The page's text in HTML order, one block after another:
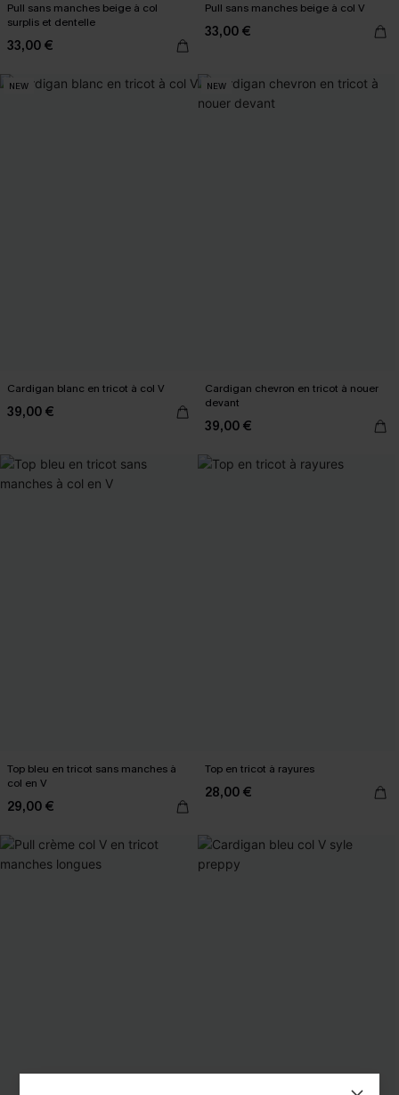
Pull sans manches beige à col
surplis et dentelle
33,00 €
Pull sans manches beige à col V
33,00 €
NEW
Cardigan blanc en tricot à col V
39,00 €
NEW
Cardigan chevron en tricot à nouer
devant
39,00 €
Top bleu en tricot sans manches à
col en V
29,00 €
Top en tricot à rayures
28,00 €